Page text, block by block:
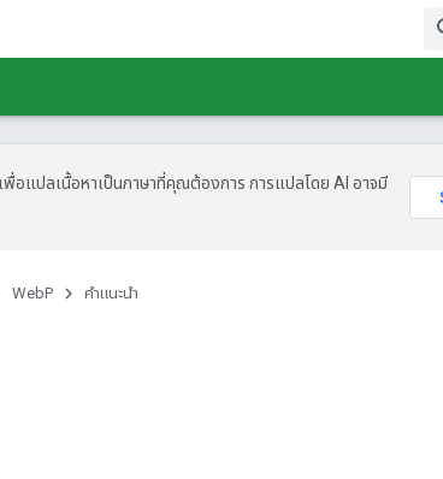
พื่อแปลเนื้อหาเป็นภาษาที่คุณต้องการ การแปลโดย AI อาจมี
WebP คำแนะนำ